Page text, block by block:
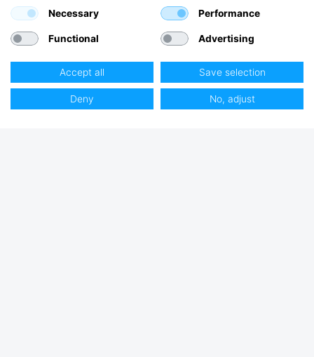
Necessary Performance
Functional Advertising
Accept all Save selection
Deny No, adjust